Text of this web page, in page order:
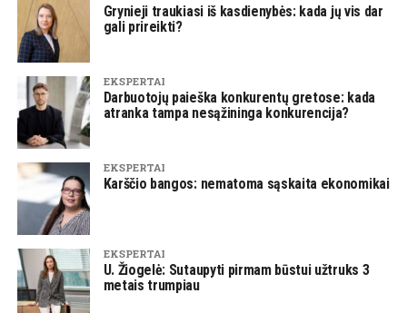
Grynieji traukiasi iš kasdienybės: kada jų vis dar
gali prireikti?
EKSPERTAI
Darbuotojų paieška konkurentų gretose: kada
atranka tampa nesąžininga konkurencija?
EKSPERTAI
Karščio bangos: nematoma sąskaita ekonomikai
EKSPERTAI
U. Žiogelė: Sutaupyti pirmam būstui užtruks 3
metais trumpiau